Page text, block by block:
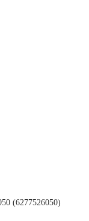
(6277526050)